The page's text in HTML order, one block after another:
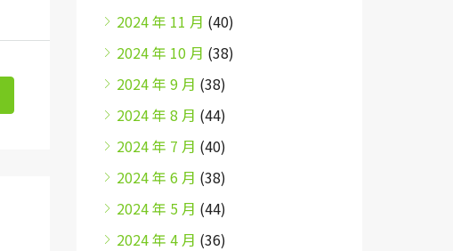
2024 年 11 月 (40)
2024 年 10 月 (38)
2024 年 9 月 (38)
2024 年 8 月 (44)
2024 年 7 月 (40)
2024 年 6 月 (38)
2024 年 5 月 (44)
2024 年 4 月 (36)